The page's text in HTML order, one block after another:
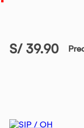
S/ 39.90